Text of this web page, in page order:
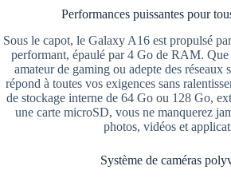
Performances puissantes pour
Sous le capot, le Galaxy A16 est propulsé
performant, épaulé par 4 Go de RAM.
amateur de gaming ou adepte des réseaux
répond à toutes vos exigences sans
de stockage interne de 64 Go ou 128 Go,
une carte microSD, vous ne manquerez
photos, vidéos et
Système de caméras